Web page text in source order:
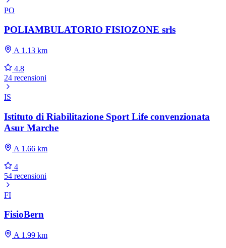
PO
POLIAMBULATORIO FISIOZONE srls
A 1.13 km
4.8
24 recensioni
IS
Istituto di Riabilitazione Sport Life convenzionata
Asur Marche
A 1.66 km
4
54 recensioni
FI
FisioBern
A 1.99 km